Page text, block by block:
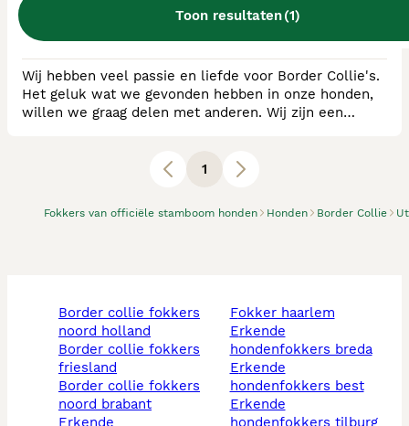
Toon resultaten(1)
Fokkers van officiële stamboom honden Honden Border Collie
puppy's beschikbaar
Oss
Wij hebben veel passie en liefde voor Border Collie's.
Het geluk wat we gevonden hebben in onze honden,
willen we graag delen met anderen. Wij zijn een
is getest op HD+ED, ECVO + Glaucoom. De uitslagen
1
border collie fokkers
noord holland
border collie fokkers
friesland
border collie fokkers
noord brabant
erkende
fokker haarlem
erkende
hondenfokkers breda
erkende
hondenfokkers best
erkende
hondenfokkers tilburg